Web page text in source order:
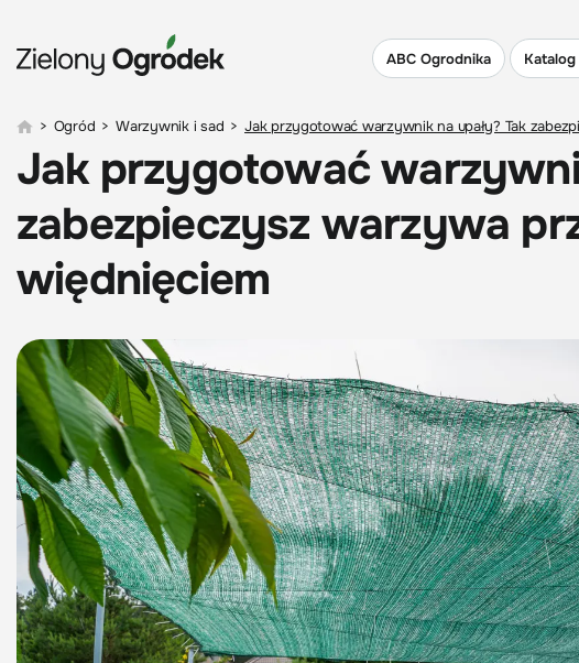
ABC Ogrodnika
> Ogród > Warzywnik i sad > Jak przygotować warzywnik na upały? Tak
Jak przygotować
zabezpieczysz warzywa
więdnięciem